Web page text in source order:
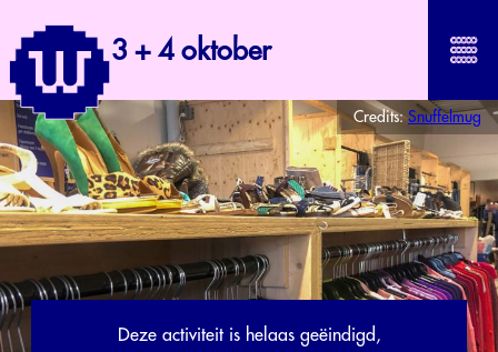
3 + 4 oktober
Credits: Snuffelmug
Deze activiteit is helaas geëindigd,